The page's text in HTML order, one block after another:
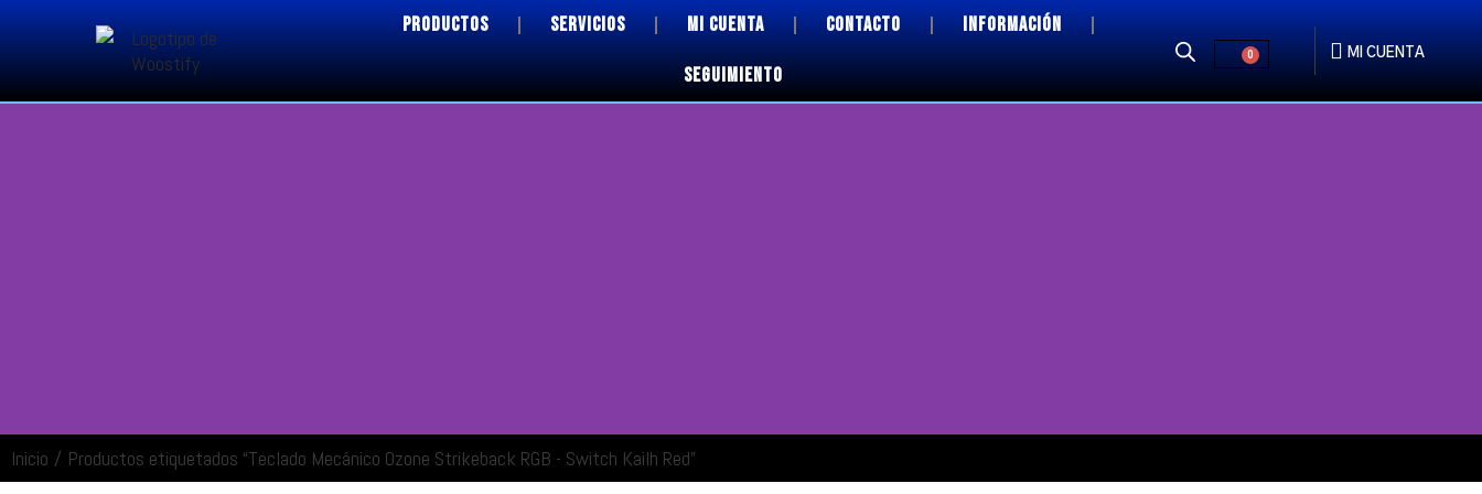
PRODUCTOS SERVICIOS MI CUENTA CONTACTO INFORMACIÓN
SEGUIMIENTO
0 MI CUENTA
ENTRAR
Inicio / Productos etiquetados “Teclado Mecánico Ozone Strikeback RGB - Switch Kailh Red”